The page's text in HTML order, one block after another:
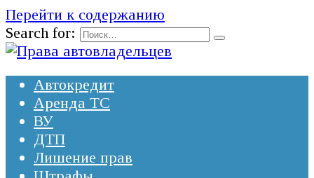
Перейти к содержанию
Search for:
Автокредит
Аренда ТС
ВУ
ДТП
Лишение прав